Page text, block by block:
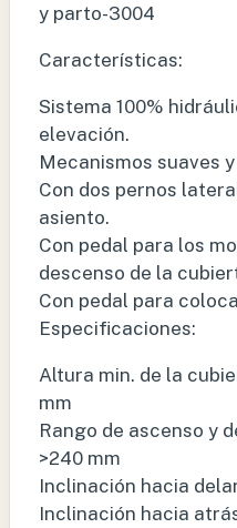
y parto-3004
Características:
Sistema 100%
elevación.
Mecanismos suaves
Con dos pernos
asiento.
Con pedal para los
descenso de la
Con pedal para
Especificaciones:
Altura min. de la
mm
Rango de ascenso y
>240 mm
Inclinación hacia
Inclinación hacia